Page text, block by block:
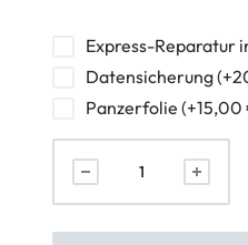
Vibration Reparatur
Express-Reparatur
Datensicherung
Panzerfolie (+15,00